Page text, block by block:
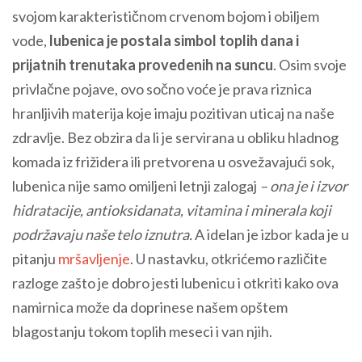
svojom karakterističnom crvenom bojom i obiljem
vode, lubenica je postala simbol toplih dana i
prijatnih trenutaka provedenih na suncu. Osim svoje
privlačne pojave, ovo sočno voće je prava riznica
hranljivih materija koje imaju pozitivan uticaj na naše
zdravlje. Bez obzira da li je servirana u obliku hladnog
komada iz frižidera ili pretvorena u osvežavajući sok,
lubenica nije samo omiljeni letnji zalogaj – ona je i izvor
hidratacije, antioksidanata, vitamina i minerala koji
podržavaju naše telo iznutra.A idelan je izbor kada je u
pitanju mršavljenje. U nastavku, otkrićemo različite
razloge zašto je dobro jesti lubenicu i otkriti kako ova
namirnica može da doprinese našem opštem
blagostanju tokom toplih meseci i van njih.